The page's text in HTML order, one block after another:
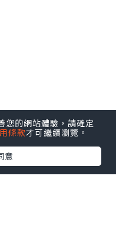
的網站體驗，請確定
條款才可繼續瀏覽。
意